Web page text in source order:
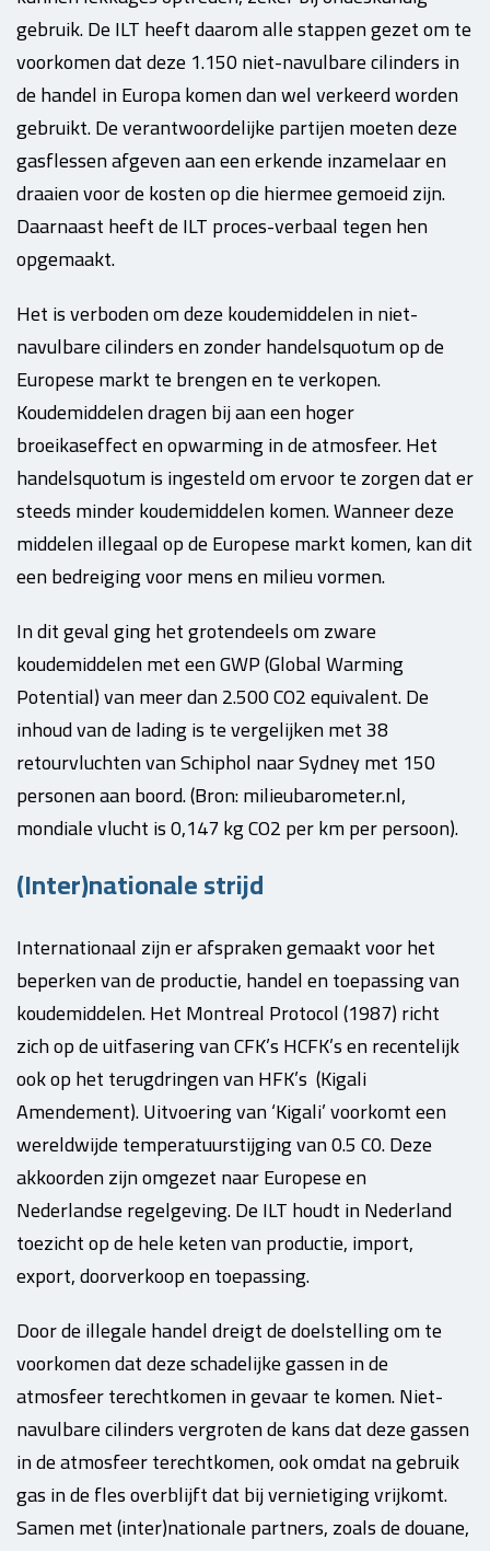
gebruik. De ILT heeft daarom alle stappen gezet om te
voorkomen dat deze 1.150 niet-navulbare cilinders in
de handel in Europa komen dan wel verkeerd worden
gebruikt. De verantwoordelijke partijen moeten deze
gasflessen afgeven aan een erkende inzamelaar en
draaien voor de kosten op die hiermee gemoeid zijn.
Daarnaast heeft de ILT proces-verbaal tegen hen
opgemaakt.
Het is verboden om deze koudemiddelen in niet-
navulbare cilinders en zonder handelsquotum op de
Europese markt te brengen en te verkopen.
Koudemiddelen dragen bij aan een hoger
broeikaseffect en opwarming in de atmosfeer. Het
handelsquotum is ingesteld om ervoor te zorgen dat er
steeds minder koudemiddelen komen. Wanneer deze
middelen illegaal op de Europese markt komen, kan dit
een bedreiging voor mens en milieu vormen.
In dit geval ging het grotendeels om zware
koudemiddelen met een GWP (Global Warming
Potential) van meer dan 2.500 CO2 equivalent. De
inhoud van de lading is te vergelijken met 38
retourvluchten van Schiphol naar Sydney met 150
personen aan boord. (Bron: milieubarometer.nl,
mondiale vlucht is 0,147 kg CO2 per km per persoon).
(Inter)nationale strijd
Internationaal zijn er afspraken gemaakt voor het
beperken van de productie, handel en toepassing van
koudemiddelen. Het Montreal Protocol (1987) richt
zich op de uitfasering van CFK’s HCFK’s en recentelijk
ook op het terugdringen van HFK’s (Kigali
Amendement). Uitvoering van ‘Kigali’ voorkomt een
wereldwijde temperatuurstijging van 0.5 C0. Deze
akkoorden zijn omgezet naar Europese en
Nederlandse regelgeving. De ILT houdt in Nederland
toezicht op de hele keten van productie, import,
export, doorverkoop en toepassing.
Door de illegale handel dreigt de doelstelling om te
voorkomen dat deze schadelijke gassen in de
atmosfeer terechtkomen in gevaar te komen. Niet-
navulbare cilinders vergroten de kans dat deze gassen
in de atmosfeer terechtkomen, ook omdat na gebruik
gas in de fles overblijft dat bij vernietiging vrijkomt.
Samen met (inter)nationale partners, zoals de douane,